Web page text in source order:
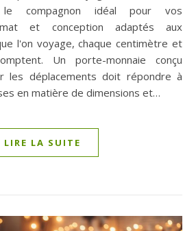
le compagnon idéal pour vos
et conception adaptés aux
l'on voyage, chaque centimètre et
Un porte-monnaie conçu
les déplacements doit répondre à
en matière de dimensions et…
LIRE LA SUITE